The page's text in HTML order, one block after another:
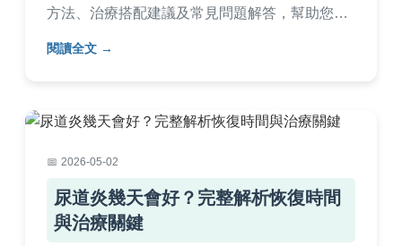
方法、治療搭配建議及常見問題解答，幫助您有
閱讀全文
2026-05-02
尿道炎幾天會好？完整解析恢復時間
與治療關鍵